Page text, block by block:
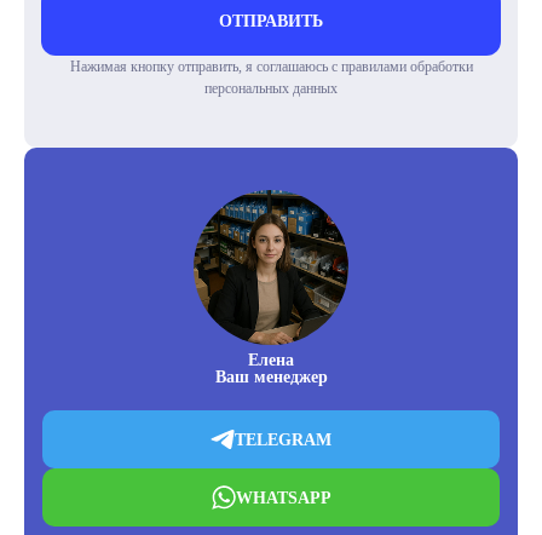
ОТПРАВИТЬ
Нажимая кнопку отправить, я соглашаюсь с правилами обработки
персональных данных
Елена
Ваш менеджер
TELEGRAM
WHATSAPP